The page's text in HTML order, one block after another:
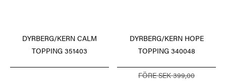
DYRBERG/KERN CALM
TOPPING 351403
DYRBERG/KERN HOPE
TOPPING 340048
FÖRE SEK 399,00